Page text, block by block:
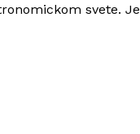
svete. Je